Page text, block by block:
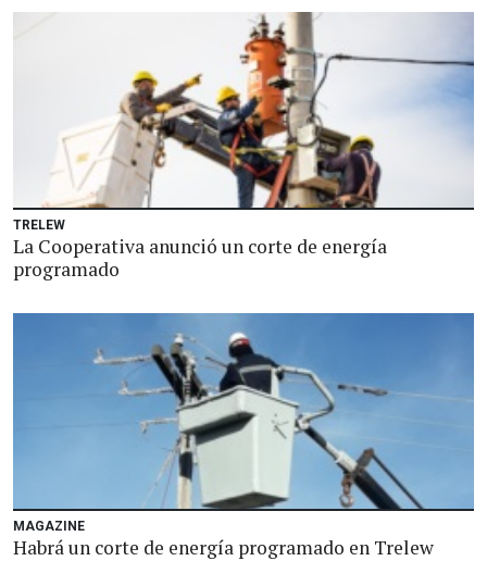
TRELEW
La Cooperativa anunció un corte de energía
programado
MAGAZINE
Habrá un corte de energía programado en Trelew